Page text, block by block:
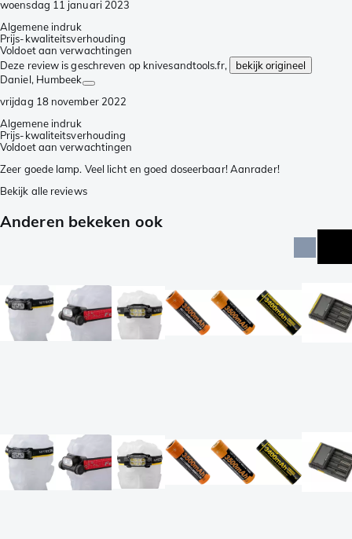
woensdag 11 januari 2023
Algemene indruk
Prijs-kwaliteitsverhouding
Voldoet aan verwachtingen
Deze review is geschreven op knivesandtools.fr,
bekijk origineel
Daniel, Humbeek
vrijdag 18 november 2022
Algemene indruk
Prijs-kwaliteitsverhouding
Voldoet aan verwachtingen
Zeer goede lamp. Veel licht en goed doseerbaar! Aanrader!
Bekijk alle reviews
Anderen bekeken ook